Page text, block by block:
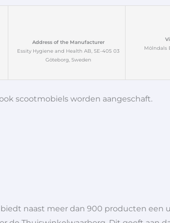
Address of the Manufacturer
Essity Hygiene and Health AB, SE-405 03
Göteborg, Sweden
Mölndals
scootmobiels worden aangeschaft.
naast meer dan 900 producten een